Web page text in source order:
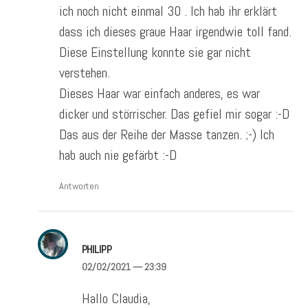
ich noch nicht einmal 30 . Ich hab ihr erklärt
dass ich dieses graue Haar irgendwie toll fand.
Diese Einstellung konnte sie gar nicht
verstehen.
Dieses Haar war einfach anderes, es war
dicker und störrischer. Das gefiel mir sogar :-D
Das aus der Reihe der Masse tanzen. ;-) Ich
hab auch nie gefärbt :-D
Antworten
PHILIPP
02/02/2021— 23:39
Hallo Claudia,